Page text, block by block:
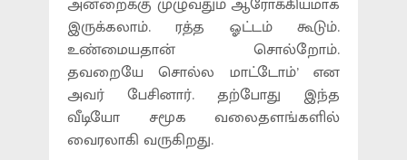
இருக்கலாம். ரத்த ஓட்டம் கூடும்.
உண்மையதான் சொல்றோம்.
தவறையே சொல்ல மாட்டோம்’ என
அவர் பேசினார். தற்போது இந்த
வீடியோ சமூக வலைதளங்களில்
வைரலாகி வருகிறது.